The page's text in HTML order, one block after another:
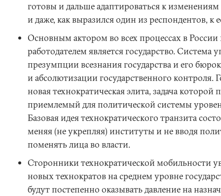
готовы и дальше адаптироваться к изменениям
и даже, как выразился один из респондентов, к
Основным актором во всех процессах в
работодателем является государство. Система
презумпции всезнания государства и его
и абсолютизации государственного контроля.
новая технократическая элита, задача которой
приемлемый для политической системы
Базовая идея технократического транзита
меняя (не укрепляя) институты и не вводя
поменять лица во власти.
Сторонники технократической мобильности
новых технократов на среднем уровне
будут постепенно оказывать давление на